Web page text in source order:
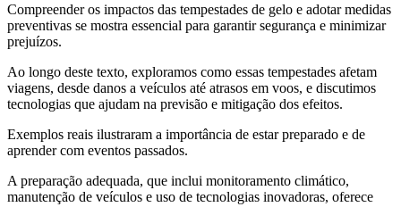
Compreender os impactos das tempestades de gelo e adotar medidas
preventivas se mostra essencial para garantir segurança e minimizar
prejuízos.
Ao longo deste texto, exploramos como essas tempestades afetam
viagens, desde danos a veículos até atrasos em voos, e discutimos
tecnologias que ajudam na previsão e mitigação dos efeitos.
Exemplos reais ilustraram a importância de estar preparado e de
aprender com eventos passados.
A preparação adequada, que inclui monitoramento climático,
manutenção de veículos e uso de tecnologias inovadoras, oferece